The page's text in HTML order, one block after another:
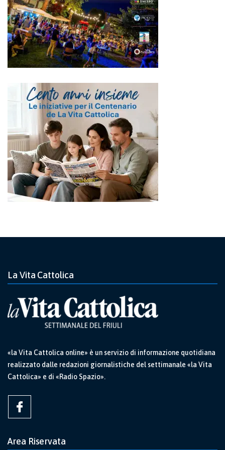
La Vita Cattolica
«la Vita Cattolica online» è un servizio di informazione quotidiana
realizzato dalle redazioni giornalistiche del settimanale «la Vita
Cattolica» e di «Radio Spazio».
Area Riservata